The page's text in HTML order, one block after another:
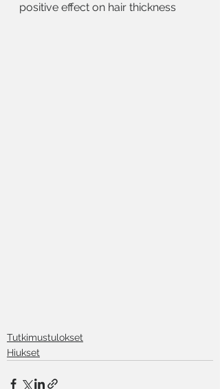
positive effect on hair thickness
Tutkimustulokset
Hiukset